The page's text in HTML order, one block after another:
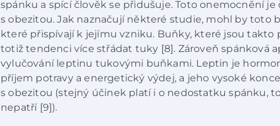
spánku a spící člověk se přidušuje. Toto onemocnění je
s obezitou. Jak naznačují některé studie, mohl by toto
které přispívají k jejímu vzniku. Buňky, které jsou takto
totiž tendenci více střádat tuky [8]. Zároveň spánková
vylučování leptinu tukovými buňkami. Leptin je
příjem potravy a energetický výdej, a jeho vysoké
s obezitou (stejný účinek platí i o nedostatku spánku,
nepatří [9]).